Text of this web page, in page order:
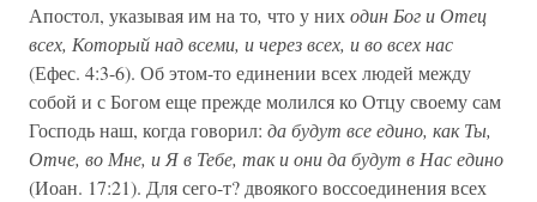
Апостол, указывая им на то, что у ниходин Бог и Отец
всех, Который над всеми, и через всех, и во всех нас
(Ефес. 4:3-6). Об этом-то единении всех людей между
собой и с Богом еще прежде молился ко Отцу своему сам
Господь наш, когда говорил: да будут все едино, как Ты,
Отче, во Мне, и Я в Тебе, так и они да будут в Нас едино
(Иоан. 17:21). Для сего-т? двоякого воссоединения всех